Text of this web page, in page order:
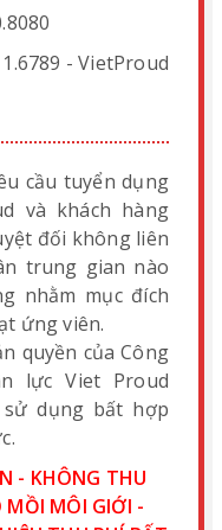
- VietProud
cầu tuyển dụng
và khách hàng
đối không liên
trung gian nào
nhằm mục đích
ứng viên.
quyền của Công
lực Viet Proud
sử dụng bất hợp
- KHÔNG THU
MỒI MÔI GIỚI -